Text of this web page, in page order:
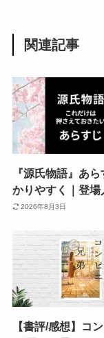
関連記事
『源氏物語』あ
かりやすく｜登場
関図で読む恋と波
老いまで ”ままな
生” を描く物語
2026年8月3日
【書評/感想】コ